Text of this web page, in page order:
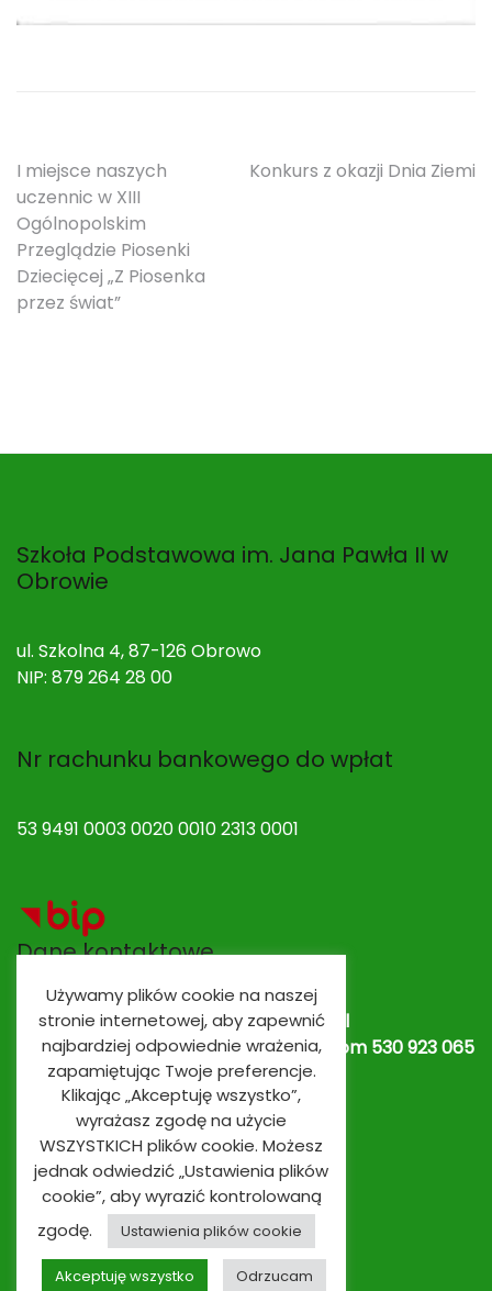
Nawigacja
wpisu
I miejsce naszych
uczennic w XIII
Ogólnopolskim
Przeglądzie Piosenki
Dziecięcej „Z Piosenka
przez świat”
Konkurs z okazji Dnia Ziemi
Szkoła Podstawowa im. Jana Pawła II w
Obrowie
ul. Szkolna 4, 87-126 Obrowo
NIP: 879 264 28 00
Nr rachunku bankowego do wpłat
53 9491 0003 0020 0010 2313 0001
Dane kontaktowe
Adres e-mail:spobrowo@spobrowo.pl
Nr telefonu / fax:(56) 674 70 30 tel. kom 530 923 065
530 923 839Oddziały przedszkolne
Używamy plików cookie na naszej
stronie internetowej, aby zapewnić
najbardziej odpowiednie wrażenia,
zapamiętując Twoje preferencje.
Klikając „Akceptuję wszystko”,
wyrażasz zgodę na użycie
WSZYSTKICH plików cookie. Możesz
jednak odwiedzić „Ustawienia plików
cookie”, aby wyrazić kontrolowaną
zgodę.
Ustawienia plików cookie
Akceptuję wszystko Odrzucam